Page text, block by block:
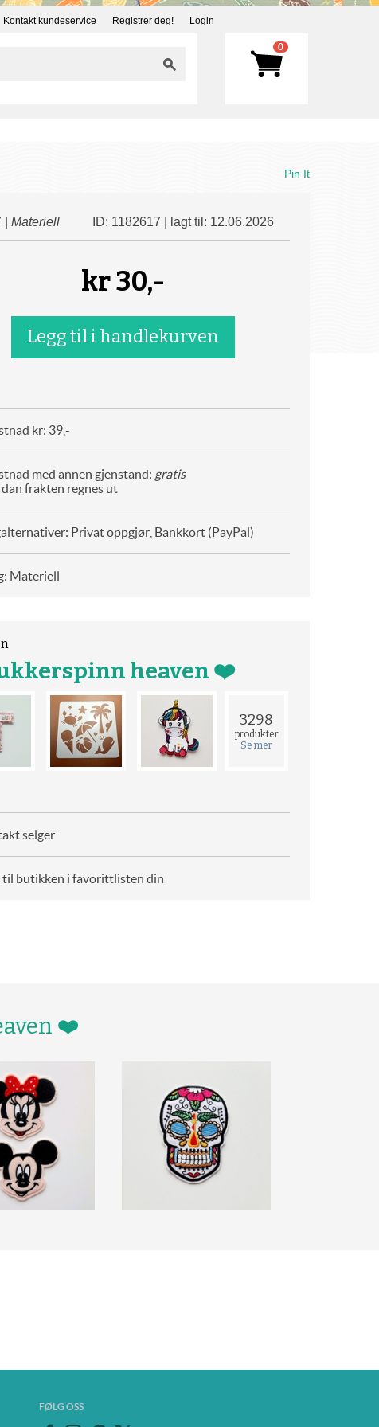
Kontakt kundeservice Registrer deg! Login
0
Pin It
Materiell ID: 1182617 | lagt til: 12.06.2026
kr30,-
kr: 39,-
med annen gjenstand: gratis
frakten regnes ut
Privat oppgjør, Bankkort (PayPal)
Materiell
heaven ❤️
3298
produkter
Se mer
selger
til butikken i favorittlisten din
❤️
FØLG OSS